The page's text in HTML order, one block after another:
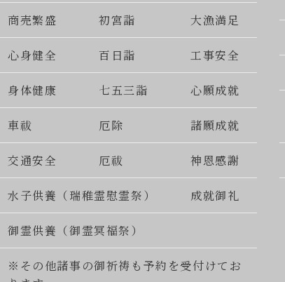
商売繁盛 初宮詣 大漁満足
心身健全 百日詣 工事安全
身体健康 七五三詣 心願成就
車祓 厄除 諸願成就
交通安全 厄祓 神恩感謝
水子供養（瑞稚霊慰霊祭） 成就御礼
御霊供養（御霊冥福祭）
※その他諸事の御祈祷も予約を受付けてお